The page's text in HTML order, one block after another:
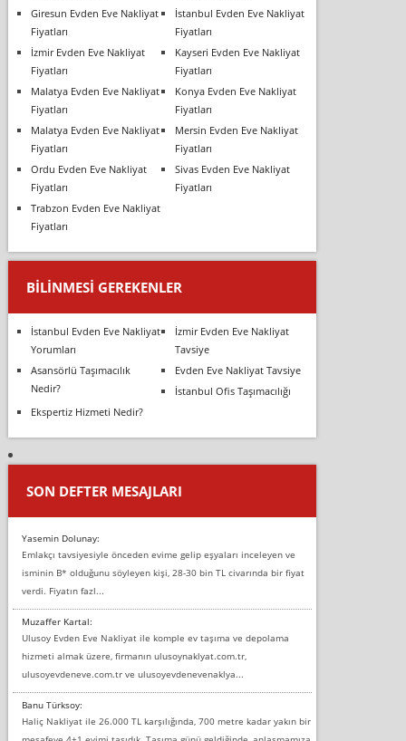
Giresun Evden Eve Nakliyat
Fiyatları
İstanbul Evden Eve Nakliyat
Fiyatları
İzmir Evden Eve Nakliyat
Fiyatları
Kayseri Evden Eve Nakliyat
Fiyatları
Malatya Evden Eve Nakliyat
Fiyatları
Konya Evden Eve Nakliyat
Fiyatları
Malatya Evden Eve Nakliyat
Fiyatları
Mersin Evden Eve Nakliyat
Fiyatları
Ordu Evden Eve Nakliyat
Fiyatları
Sivas Evden Eve Nakliyat
Fiyatları
Trabzon Evden Eve Nakliyat
Fiyatları
BILINMESI GEREKENLER
İstanbul Evden Eve Nakliyat
Yorumları
İzmir Evden Eve Nakliyat
Tavsiye
Asansörlü Taşımacılık
Nedir?
Evden Eve Nakliyat Tavsiye
İstanbul Ofis Taşımacılığı
Ekspertiz Hizmeti Nedir?
SON DEFTER MESAJLARI
Yasemin Dolunay:
Emlakçı tavsiyesiyle önceden evime gelip eşyaları inceleyen ve
isminin B* olduğunu söyleyen kişi, 28-30 bin TL civarında bir fiyat
verdi. Fiyatın fazl...
Muzaffer Kartal:
Ulusoy Evden Eve Nakliyat ile komple ev taşıma ve depolama
hizmeti almak üzere, firmanın ulusoynaklyat.com.tr,
ulusoyevdeneve.com.tr ve ulusoyevdenevenaklya...
Banu Türksoy:
Haliç Nakliyat ile 26.000 TL karşılığında, 700 metre kadar yakın bir